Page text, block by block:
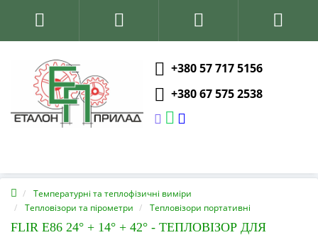
+380 57 717 5156
+380 67 575 2538
Температурні та теплофізичні виміри
Тепловізори та пірометри
Тепловізори портативні
FLIR E86 24° + 14° + 42° - ТЕПЛОВІЗОР ДЛЯ